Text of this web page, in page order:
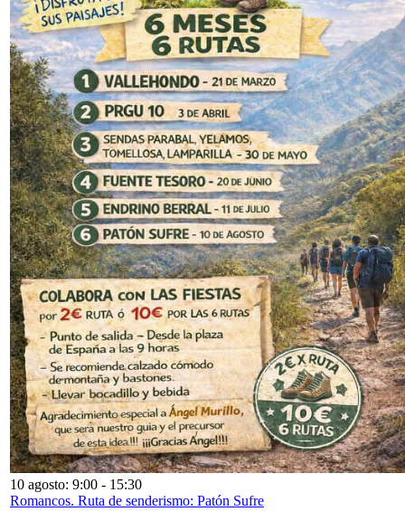
10 agosto: 9:00 - 15:30
Romancos. Ruta de senderismo: Patón Sufre